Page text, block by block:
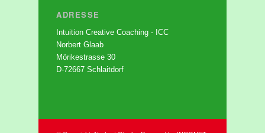
ADRESSE
Intuition Creative Coaching - ICC
Norbert Glaab
Mörikestrasse 30
D-72667 Schlaitdorf